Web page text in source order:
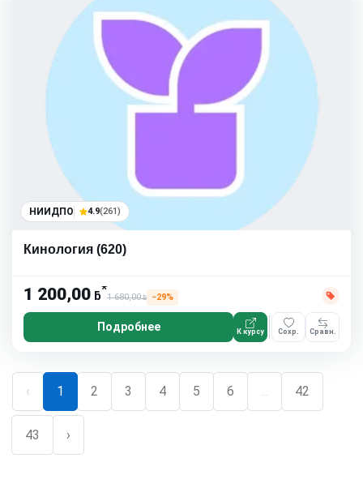
НИИДПО 4.9(261)
Кинология (620)
1 200,00 ƃ*
1 680,00ƃ −29%
Подробнее К курсу Сохр. Сравн.
‹ 1 2 3 4 5 6 ... 42
43 ›